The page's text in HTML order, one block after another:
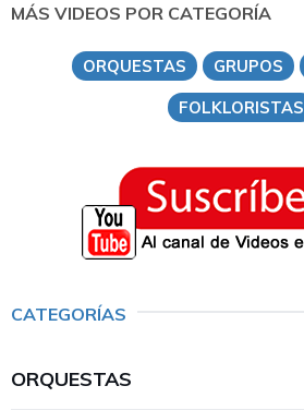
MÁS VIDEOS POR CATEGORÍA
ORQUESTAS GRUPOS
FOLKLORISTAS
CATEGORÍAS
ORQUESTAS